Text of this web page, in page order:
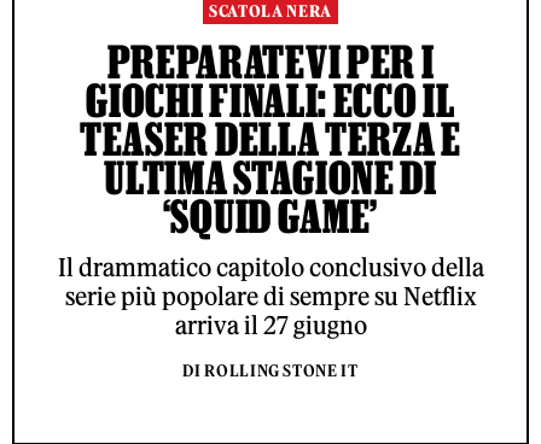
SCATOLA NERA
PREPARATEVI PER I
GIOCHI FINALI: ECCO IL
TEASER DELLA TERZA E
ULTIMA STAGIONE DI
‘SQUID GAME’
Il drammatico capitolo conclusivo della
serie più popolare di sempre su Netflix
arriva il 27 giugno
DI ROLLING STONE IT